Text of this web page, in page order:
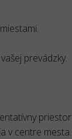
prevádzky.
priestor
v centre mesta.